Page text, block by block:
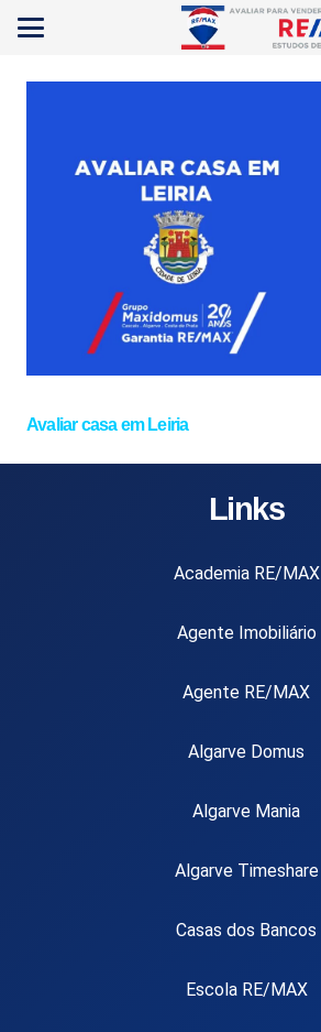
Avaliar casa em Leiria
Links
Academia RE/MAX
Agente Imobiliário
Agente RE/MAX
Algarve Domus
Algarve Mania
Algarve Timeshare
Casas dos Bancos
Escola RE/MAX